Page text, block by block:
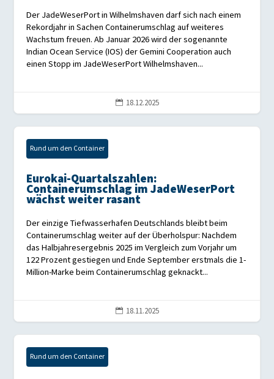
Der JadeWeserPort in Wilhelmshaven darf sich nach einem
Rekordjahr in Sachen Containerumschlag auf weiteres
Wachstum freuen. Ab Januar 2026 wird der sogenannte
Indian Ocean Service (IOS) der Gemini Cooperation auch
einen Stopp im JadeWeserPort Wilhelmshaven...
 18.12.2025
Rund um den Container
Eurokai-Quartalszahlen:
Containerumschlag im JadeWeserPort
wächst weiter rasant
Der einzige Tiefwasserhafen Deutschlands bleibt beim
Containerumschlag weiter auf der Überholspur: Nachdem
das Halbjahresergebnis 2025 im Vergleich zum Vorjahr um
122 Prozent gestiegen und Ende September erstmals die 1-
Million-Marke beim Containerumschlag geknackt...
 18.11.2025
Rund um den Container